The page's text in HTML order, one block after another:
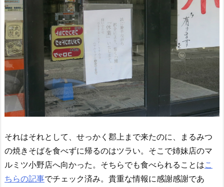
それはそれとして、せっかく郡上まで来たのに、まるみつ
の焼きそばを食べずに帰るのはツラい。そこで姉妹店のマ
ルミツ小野店へ向かった。そちらでも食べられることはこ
ちらの記事でチェック済み。貴重な情報に感謝感謝であ